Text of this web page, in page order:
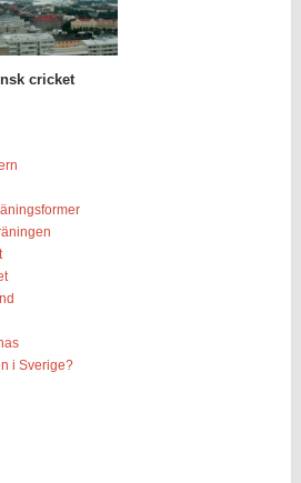
cricket
i Sverige?